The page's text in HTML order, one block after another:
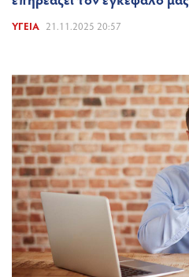
ΥΓΕΊΑ 21.11.2025 20:57